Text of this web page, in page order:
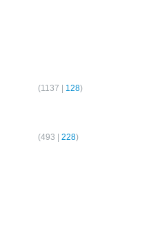
(1137 128)
(493 228)